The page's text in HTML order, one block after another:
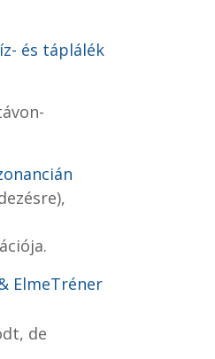
és táplálék
ElmeTréner
de